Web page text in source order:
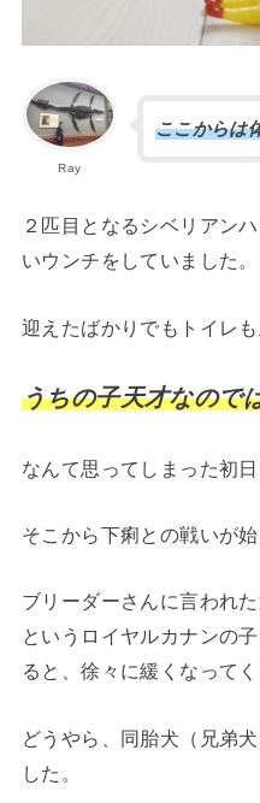
Ray
ここからは
２匹目となるシベリアン
いウンチをしていました。
迎えたばかりでもトイレ
うちの子天才なので
なんて思ってしまった初日
そこから下痢との戦いが
ブリーダーさんに言われ
というロイヤルカナンの
ると、徐々に緩くなってく
どうやら、同胎犬（兄弟
した。